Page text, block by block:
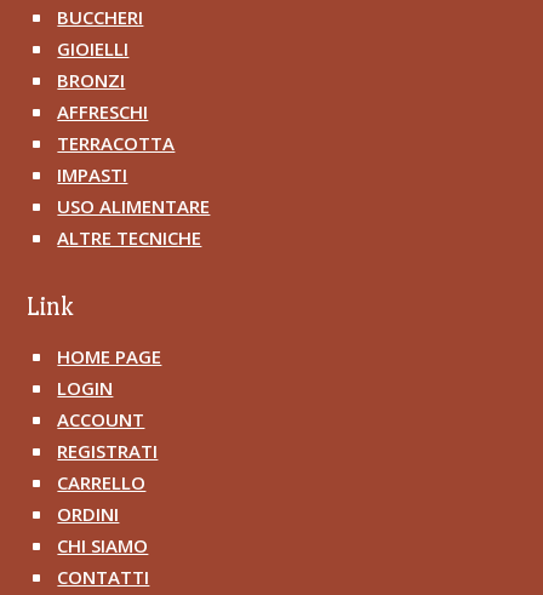
^ BUCCHERI
^ GIOIELLI
^ BRONZI
^ AFFRESCHI
^ TERRACOTTA
^ IMPASTI
^ USO ALIMENTARE
^ ALTRE TECNICHE
Link
^ HOME PAGE
^ LOGIN
^ ACCOUNT
^ REGISTRATI
^ CARRELLO
^ ORDINI
^ CHI SIAMO
^ CONTATTI